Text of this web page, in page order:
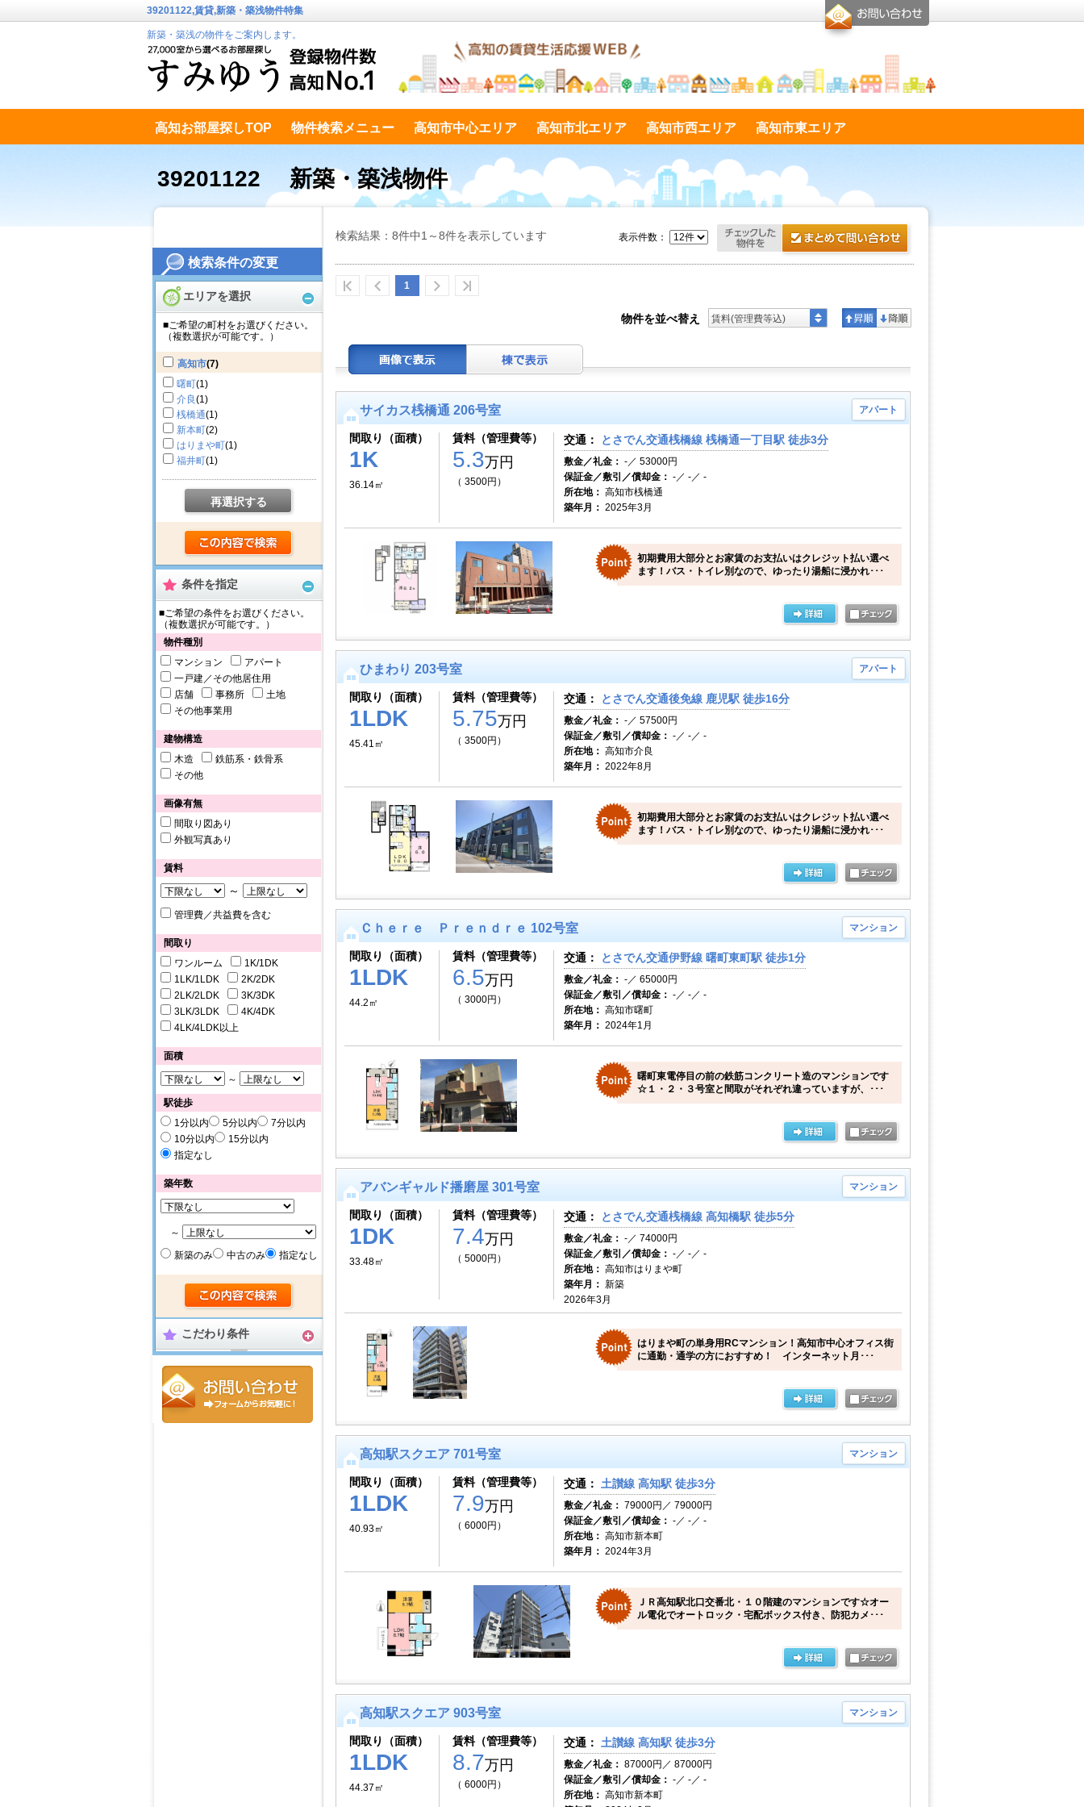
検索条件の変更
エリアを選択
■ご希望の町村をお選びください。
（複数選択が可能です。）
高知市(7)
曙町(1)
介良(1)
桟橋通(1)
新本町(2)
はりまや町(1)
福井町(1)
再選択する
条件を指定
■ご希望の条件をお選びください。
（複数選択が可能です。）
物件種別
マンション
アパート
一戸建／その他居住用
店舗
事務所
土地
その他事業用
建物構造
木造
鉄筋系・鉄骨系
その他
画像有無
間取り図あり
外観写真あり
賃料
～
管理費／共益費を含む
間取り
ワンルーム
1K/1DK
1LK/1LDK
2K/2DK
2LK/2LDK
3K/3DK
3LK/3LDK
4K/4DK
4LK/4LDK以上
面積
～
駅徒歩
1分以内
5分以内
7分以内
10分以内
15分以内
指定なし
築年数
～
新築のみ
中古のみ 指定なし
こだわり条件
39201122,賃貸,新築・築浅物件特集
新築・築浅の物件をご案内します。
高知お部屋探しTOP 物件検索メニュー 高知市中心エリア 高知市北エリア 高知市西エリア 高知市東エリア
テキストデータ
39201122 新築・築浅物件
検索結果：8件中1～8件を表示しています
1
表示件数：
物件を並べ替え 賃料(管理費等込)
サイカス桟橋通 206号室 アパート
間取り（面積）
1K
36.14㎡
賃料（管理費等）
5.3万円
（ 3500円）
交通： とさでん交通桟橋線 桟橋通一丁目駅 徒歩3分
敷金／礼金： -／ 53000円
保証金／敷引／償却金： -／ -／ -
所在地： 高知市桟橋通
築年月： 2025年3月
初期費用大部分とお家賃のお支払いはクレジット払い選べ
ます！バス・トイレ別なので、ゆったり湯船に浸かれ･･･
ひまわり 203号室 アパート
間取り（面積）
1LDK
45.41㎡
賃料（管理費等）
5.75万円
（ 3500円）
交通： とさでん交通後免線 鹿児駅 徒歩16分
敷金／礼金： -／ 57500円
保証金／敷引／償却金： -／ -／ -
所在地： 高知市介良
築年月： 2022年8月
初期費用大部分とお家賃のお支払いはクレジット払い選べ
ます！バス・トイレ別なので、ゆったり湯船に浸かれ･･･
Ｃｈｅｒｅ Ｐｒｅｎｄｒｅ 102号室 マンション
間取り（面積）
1LDK
44.2㎡
賃料（管理費等）
6.5万円
（ 3000円）
交通： とさでん交通伊野線 曙町東町駅 徒歩1分
敷金／礼金： -／ 65000円
保証金／敷引／償却金： -／ -／ -
所在地： 高知市曙町
築年月： 2024年1月
曙町東電停目の前の鉄筋コンクリート造のマンションです
☆１・２・３号室と間取がそれぞれ違っていますが、･･･
アバンギャルド播磨屋 301号室 マンション
間取り（面積）
1DK
33.48㎡
賃料（管理費等）
7.4万円
（ 5000円）
交通： とさでん交通桟橋線 高知橋駅 徒歩5分
敷金／礼金： -／ 74000円
保証金／敷引／償却金： -／ -／ -
所在地： 高知市はりまや町
築年月： 新築
2026年3月
はりまや町の単身用RCマンション！高知市中心オフィス街
に通勤・通学の方におすすめ！ インターネット月･･･
高知駅スクエア 701号室 マンション
間取り（面積）
1LDK
40.93㎡
賃料（管理費等）
7.9万円
（ 6000円）
交通： 土讃線 高知駅 徒歩3分
敷金／礼金： 79000円／ 79000円
保証金／敷引／償却金： -／ -／ -
所在地： 高知市新本町
築年月： 2024年3月
ＪＲ高知駅北口交番北・１０階建のマンションです☆オー
ル電化でオートロック・宅配ボックス付き、防犯カメ･･･
高知駅スクエア 903号室 マンション
間取り（面積）
1LDK
44.37㎡
賃料（管理費等）
8.7万円
（ 6000円）
交通： 土讃線 高知駅 徒歩3分
敷金／礼金： 87000円／ 87000円
保証金／敷引／償却金： -／ -／ -
所在地： 高知市新本町